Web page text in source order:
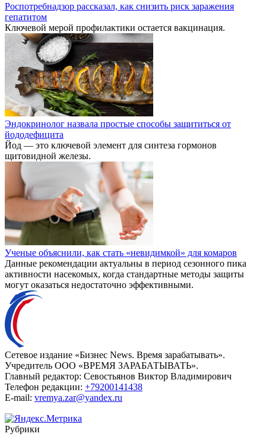
Роспотребнадзор рассказал, как снизить риск заражения
гепатитом
Ключевой мерой профилактики остается вакцинация.
Эндокринолог назвала простые способы защититься от
йододефицита
Йод — это ключевой элемент для синтеза гормонов
щитовидной железы.
Ученые объяснили, как стать «невидимкой» для комаров
Данные рекомендации актуальны в период сезонного пика
активности насекомых, когда стандартные методы защиты
могут оказаться недостаточно эффективными.
Сетевое издание «Бизнес News. Время зарабатывать».
Учредитель ООО «ВРЕМЯ ЗАРАБАТЫВАТЬ».
Главный редактор: Севостьянов Виктор Владимирович
Телефон редакции: +79200141438
E-mail: vremya.zar@yandex.ru
Рубрики